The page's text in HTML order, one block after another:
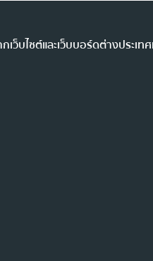
ว็บไซต์และเว็บบอร์ดต่างประเ